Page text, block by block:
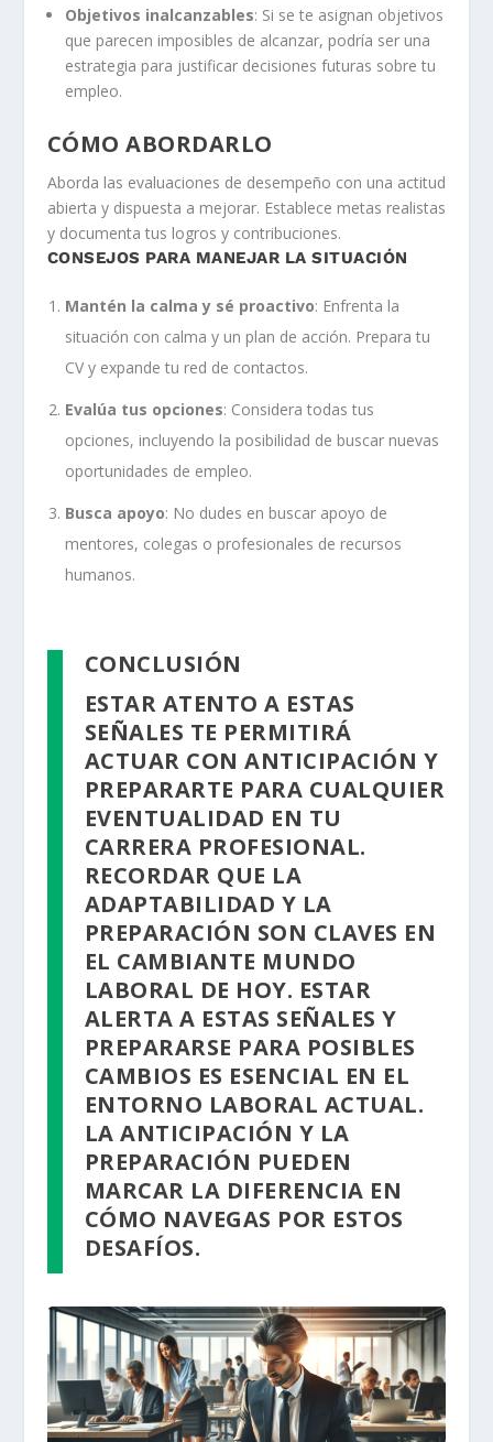
Objetivos inalcanzables: Si se te asignan objetivos
que parecen imposibles de alcanzar, podría ser una
estrategia para justificar decisiones futuras sobre tu
empleo.
CÓMO ABORDARLO
Aborda las evaluaciones de desempeño con una actitud
abierta y dispuesta a mejorar. Establece metas realistas
y documenta tus logros y contribuciones.
CONSEJOS PARA MANEJAR LA SITUACIÓN
Mantén la calma y sé proactivo: Enfrenta la
situación con calma y un plan de acción. Prepara tu
CV y expande tu red de contactos.
Evalúa tus opciones: Considera todas tus
opciones, incluyendo la posibilidad de buscar nuevas
oportunidades de empleo.
Busca apoyo: No dudes en buscar apoyo de
mentores, colegas o profesionales de recursos
humanos.
CONCLUSIÓN
ESTAR ATENTO A ESTAS
SEÑALES TE PERMITIRÁ
ACTUAR CON ANTICIPACIÓN Y
PREPARARTE PARA CUALQUIER
EVENTUALIDAD EN TU
CARRERA PROFESIONAL.
RECORDAR QUE LA
ADAPTABILIDAD Y LA
PREPARACIÓN SON CLAVES EN
EL CAMBIANTE MUNDO
LABORAL DE HOY. ESTAR
ALERTA A ESTAS SEÑALES Y
PREPARARSE PARA POSIBLES
CAMBIOS ES ESENCIAL EN EL
ENTORNO LABORAL ACTUAL.
LA ANTICIPACIÓN Y LA
PREPARACIÓN PUEDEN
MARCAR LA DIFERENCIA EN
CÓMO NAVEGAS POR ESTOS
DESAFÍOS.